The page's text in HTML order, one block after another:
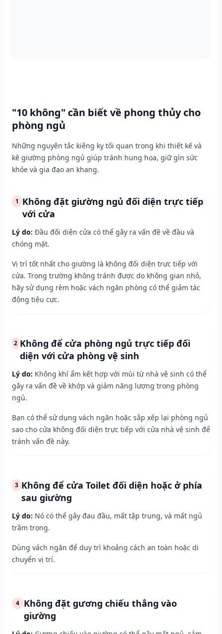
"10 không" cần biết về phong thủy cho
phòng ngủ
Những nguyên tắc kiêng kỵ tối quan trọng khi thiết kế và
kê giường phòng ngủ giúp tránh hung họa, giữ gìn sức
khỏe và gia đạo an khang.
1 Không đặt giường ngủ đối diện trực tiếp
với cửa
Lý do: Đầu đối diện cửa có thể gây ra vấn đề về đầu và
chóng mặt.
Vị trí tốt nhất cho giường là không đối diện trực tiếp với
cửa. Trong trường không tránh được do không gian nhỏ,
hãy sử dụng rèm hoặc vách ngăn phòng có thể giảm tác
động tiêu cực.
2 Không để cửa phòng ngủ trực tiếp đối
diện với cửa phòng vệ sinh
Lý do: Không khí ẩm kết hợp với mùi từ nhà vệ sinh có thể
gây ra vấn đề về khớp và giảm năng lượng trong phòng
ngủ.
Bạn có thể sử dụng vách ngăn hoặc sắp xếp lại phòng ngủ
sao cho cửa không đối diện trực tiếp với cửa nhà vệ sinh để
tránh vấn đề này.
3 Không để cửa Toilet đối diện hoặc ở phía
sau giường
Lý do: Nó có thể gây đau đầu, mất tập trung, và mất ngủ
trầm trọng.
Dùng vách ngăn để duy trì khoảng cách an toàn hoặc di
chuyển vị trí.
4 Không đặt gương chiếu thẳng vào
giường